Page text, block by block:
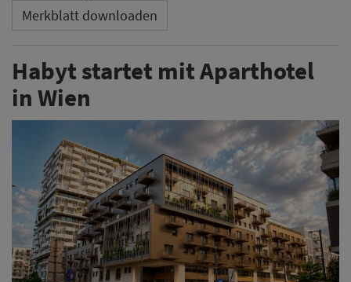
Merkblatt downloaden
Habyt startet mit Aparthotel
in Wien